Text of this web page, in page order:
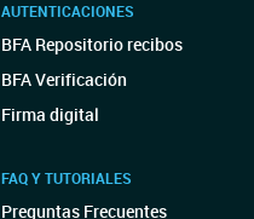
AUTENTICACIONES
BFA Repositorio recibos
BFA Verificación
Firma digital
FAQ Y TUTORIALES
Preguntas Frecuentes